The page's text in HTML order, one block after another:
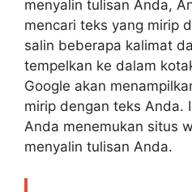
menyalin tulisan Anda,
mencari teks yang mirip
salin beberapa kalimat
tempelkan ke dalam
Google akan
mirip dengan teks Anda.
Anda menemukan situs
menyalin tulisan Anda.